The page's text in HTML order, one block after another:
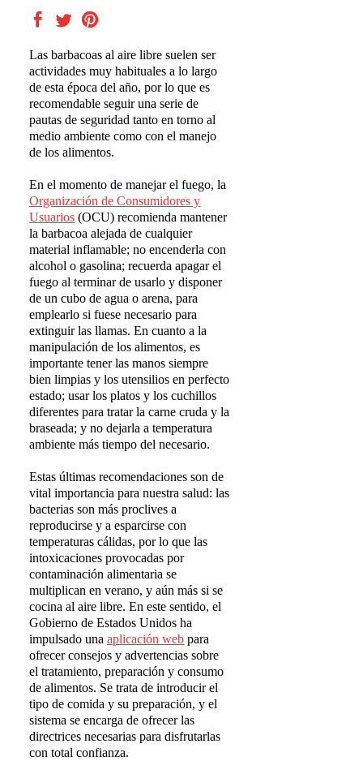
Las barbacoas al aire libre suelen ser
actividades muy habituales a lo largo
de esta época del año, por lo que es
recomendable seguir una serie de
pautas de seguridad tanto en torno al
medio ambiente como con el manejo
de los alimentos.
En el momento de manejar el fuego, la
Organización de Consumidores y
Usuarios (OCU) recomienda mantener
la barbacoa alejada de cualquier
material inflamable; no encenderla con
alcohol o gasolina; recuerda apagar el
fuego al terminar de usarlo y disponer
de un cubo de agua o arena, para
emplearlo si fuese necesario para
extinguir las llamas. En cuanto a la
manipulación de los alimentos, es
importante tener las manos siempre
bien limpias y los utensilios en perfecto
estado; usar los platos y los cuchillos
diferentes para tratar la carne cruda y la
braseada; y no dejarla a temperatura
ambiente más tiempo del necesario.
Estas últimas recomendaciones son de
vital importancia para nuestra salud: las
bacterias son más proclives a
reproducirse y a esparcirse con
temperaturas cálidas, por lo que las
intoxicaciones provocadas por
contaminación alimentaria se
multiplican en verano, y aún más si se
cocina al aire libre. En este sentido, el
Gobierno de Estados Unidos ha
impulsado unaaplicación web para
ofrecer consejos y advertencias sobre
el tratamiento, preparación y consumo
de alimentos. Se trata de introducir el
tipo de comida y su preparación, y el
sistema se encarga de ofrecer las
directrices necesarias para disfrutarlas
con total confianza.